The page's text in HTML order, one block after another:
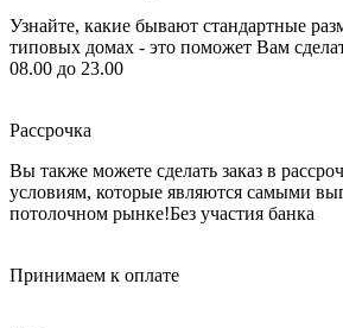
Узнайте, какие бывают стандартные
типовых домах - это поможет Вам
08.00 до 23.00
Рассрочка
Вы также можете сделать заказ в
условиям, которые являются самыми
потолочном рынке!Без участия банка
Принимаем к оплате